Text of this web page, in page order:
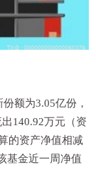
额为3.05亿份，
140.92万元（资
的资产净值相减
基金近一周净值